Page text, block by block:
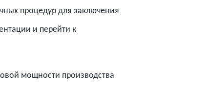
процедур для заключения
и перейти к
мощности производства